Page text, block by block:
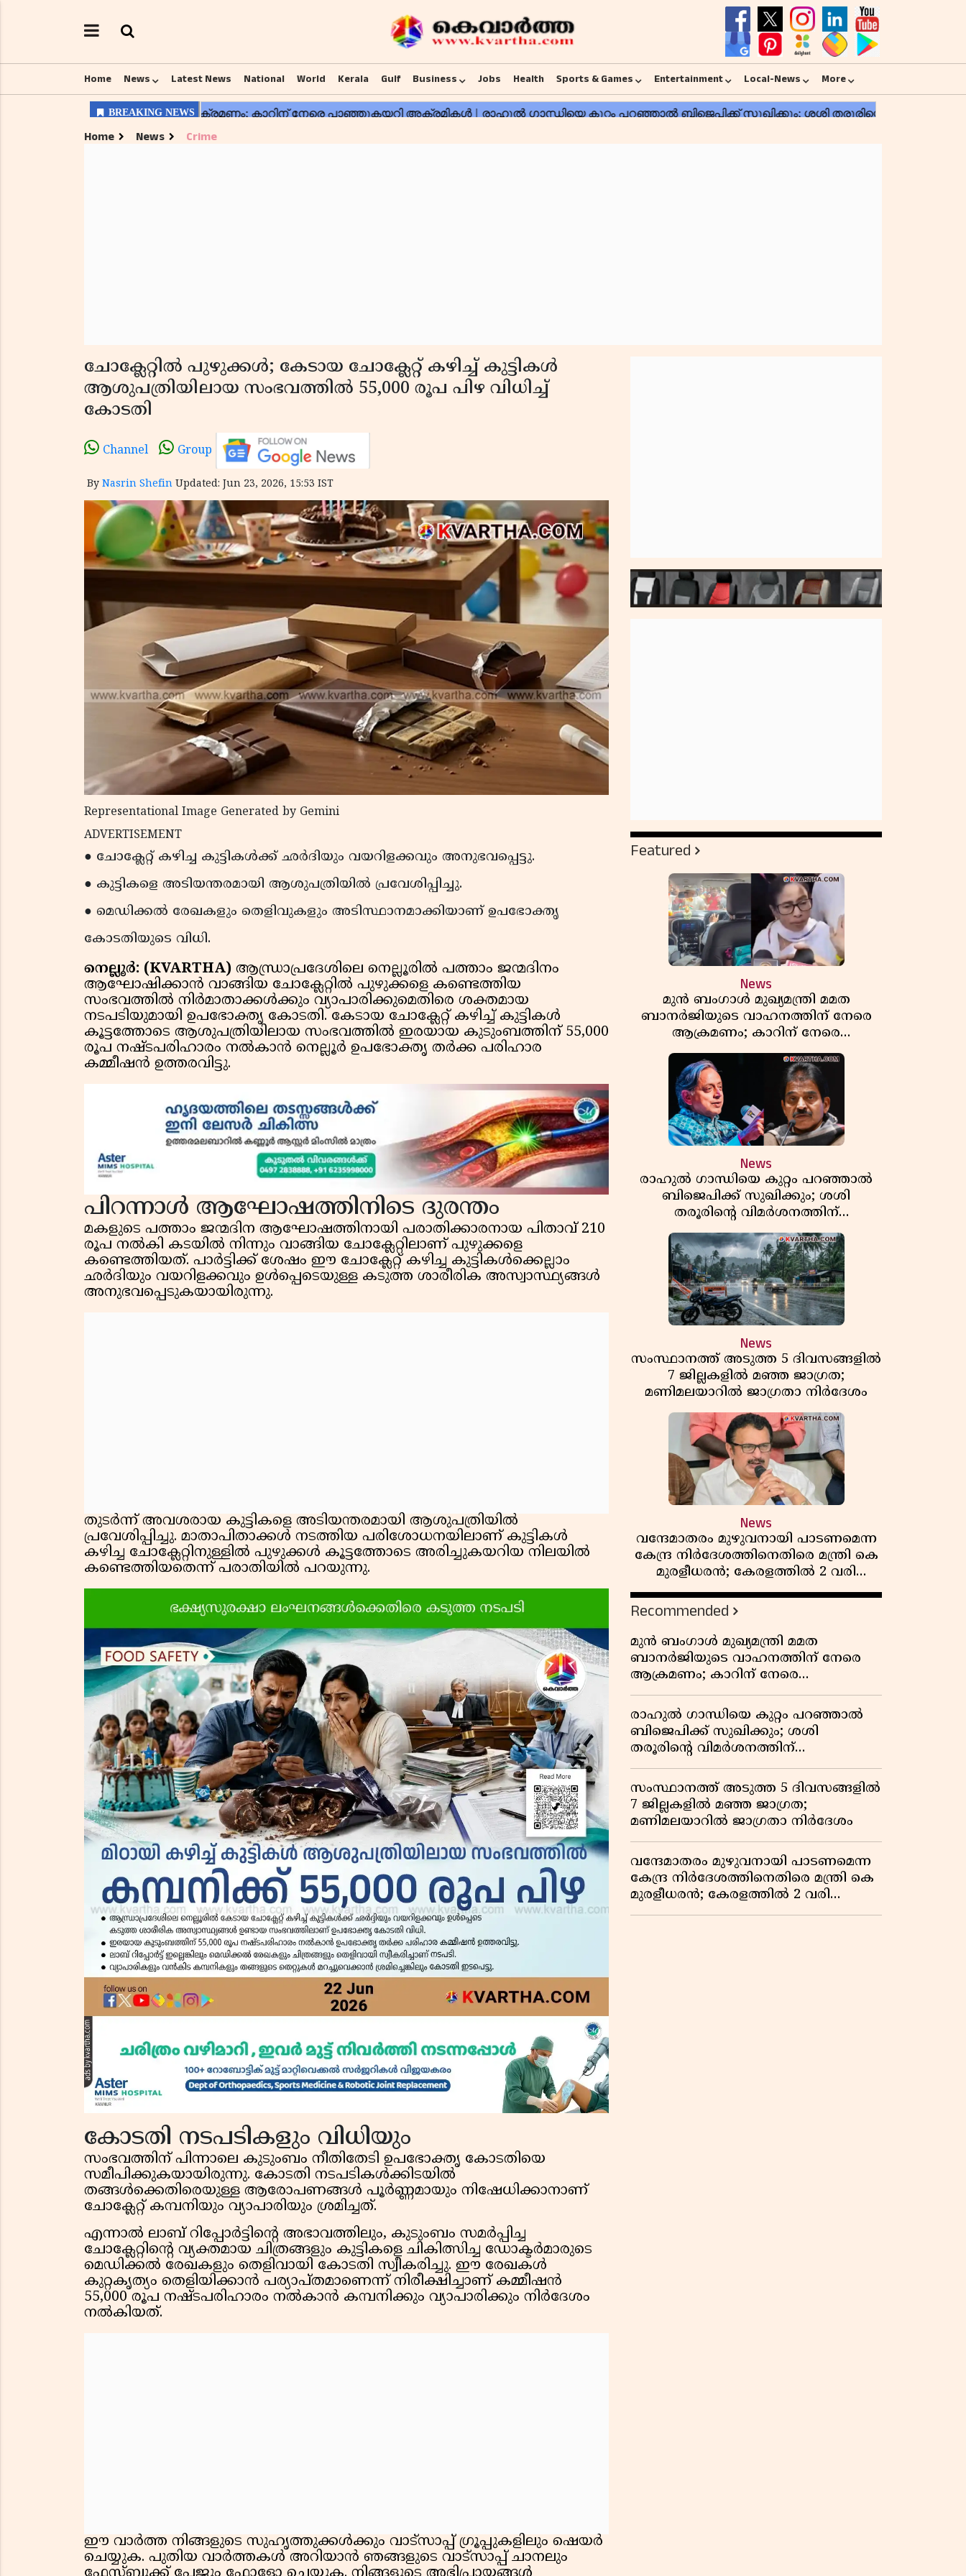
Home News Latest News National World Kerala Gulf Business Jobs Health Sports & Games Entertainment Local-News More
Home News Crime
ചോക്ലേറ്റിൽ പുഴുക്കൾ; കേടായ ചോക്ലേറ്റ് കഴിച്ച് കുട്ടികൾ
ആശുപത്രിയിലായ സംഭവത്തിൽ 55,000 രൂപ പിഴ വിധിച്ച്
കോടതി
Channel Group
By Nasrin Shefin Updated: Jun 23, 2026, 15:53 IST
Representational Image Generated by Gemini
ADVERTISEMENT
● ചോക്ലേറ്റ് കഴിച്ച കുട്ടികൾക്ക് ഛർദിയും വയറിളക്കവും അനുഭവപ്പെട്ടു.
● കുട്ടികളെ അടിയന്തരമായി ആശുപത്രിയിൽ പ്രവേശിപ്പിച്ചു.
● മെഡിക്കൽ രേഖകളും തെളിവുകളും അടിസ്ഥാനമാക്കിയാണ് ഉപഭോക്തൃ
കോടതിയുടെ വിധി.
നെല്ലൂർ: (KVARTHA) ആന്ധ്രാപ്രദേശിലെ നെല്ലൂരിൽ പത്താം ജന്മദിനം
ആഘോഷിക്കാൻ വാങ്ങിയ ചോക്ലേറ്റിൽ പുഴുക്കളെ കണ്ടെത്തിയ
സംഭവത്തിൽ നിർമാതാക്കൾക്കും വ്യാപാരിക്കുമെതിരെ ശക്തമായ
നടപടിയുമായി ഉപഭോക്തൃ കോടതി. കേടായ ചോക്ലേറ്റ് കഴിച്ച് കുട്ടികൾ
കൂട്ടത്തോടെ ആശുപത്രിയിലായ സംഭവത്തിൽ ഇരയായ കുടുംബത്തിന് 55,000
രൂപ നഷ്ടപരിഹാരം നൽകാൻ നെല്ലൂർ ഉപഭോക്തൃ തർക്ക പരിഹാര
കമ്മീഷൻ ഉത്തരവിട്ടു.
പിറന്നാൾ ആഘോഷത്തിനിടെ ദുരന്തം
മകളുടെ പത്താം ജന്മദിന ആഘോഷത്തിനായി പരാതിക്കാരനായ പിതാവ് 210
രൂപ നൽകി കടയിൽ നിന്നും വാങ്ങിയ ചോക്ലേറ്റിലാണ് പുഴുക്കളെ
കണ്ടെത്തിയത്. പാർട്ടിക്ക് ശേഷം ഈ ചോക്ലേറ്റ് കഴിച്ച കുട്ടികൾക്കെല്ലാം
ഛർദിയും വയറിളക്കവും ഉൾപ്പെടെയുള്ള കടുത്ത ശാരീരിക അസ്വാസ്ഥ്യങ്ങൾ
അനുഭവപ്പെടുകയായിരുന്നു.
തുടർന്ന് അവശരായ കുട്ടികളെ അടിയന്തരമായി ആശുപത്രിയിൽ
പ്രവേശിപ്പിച്ചു. മാതാപിതാക്കൾ നടത്തിയ പരിശോധനയിലാണ് കുട്ടികൾ
കഴിച്ച ചോക്ലേറ്റിനുള്ളിൽ പുഴുക്കൾ കൂട്ടത്തോടെ അരിച്ചുകയറിയ നിലയിൽ
കണ്ടെത്തിയതെന്ന് പരാതിയിൽ പറയുന്നു.
കോടതി നടപടികളും വിധിയും
സംഭവത്തിന് പിന്നാലെ കുടുംബം നീതിതേടി ഉപഭോക്തൃ കോടതിയെ
സമീപിക്കുകയായിരുന്നു. കോടതി നടപടികൾക്കിടയിൽ
തങ്ങൾക്കെതിരെയുള്ള ആരോപണങ്ങൾ പൂർണ്ണമായും നിഷേധിക്കാനാണ്
ചോക്ലേറ്റ് കമ്പനിയും വ്യാപാരിയും ശ്രമിച്ചത്.
എന്നാൽ ലാബ് റിപ്പോർട്ടിൻ്റെ അഭാവത്തിലും, കുടുംബം സമർപ്പിച്ച
ചോക്ലേറ്റിൻ്റെ വ്യക്തമായ ചിത്രങ്ങളും കുട്ടികളെ ചികിത്സിച്ച ഡോക്ടർമാരുടെ
മെഡിക്കൽ രേഖകളും തെളിവായി കോടതി സ്വീകരിച്ചു. ഈ രേഖകൾ
കുറ്റകൃത്യം തെളിയിക്കാൻ പര്യാപ്തമാണെന്ന് നിരീക്ഷിച്ചാണ് കമ്മീഷൻ
55,000 രൂപ നഷ്ടപരിഹാരം നൽകാൻ കമ്പനിക്കും വ്യാപാരിക്കും നിർദേശം
നൽകിയത്.
ഈ വാർത്ത നിങ്ങളുടെ സുഹൃത്തുക്കൾക്കും വാട്സാപ്പ് ഗ്രൂപ്പുകളിലും ഷെയർ
ചെയ്യുക. പുതിയ വാർത്തകൾ അറിയാൻ ഞങ്ങളുടെ വാട്സാപ്പ് ചാനലും
Featured
News
മുൻ ബംഗാൾ മുഖ്യമന്ത്രി മമത
ബാനർജിയുടെ വാഹനത്തിന് നേരെ
ആക്രമണം; കാറിന് നേരെ
പാഞ്ഞുകയറി അക്രമികൾ
News
രാഹുൽ ഗാന്ധിയെ കുറ്റം പറഞ്ഞാൽ
ബിജെപിക്ക് സുഖിക്കും; ശശി
തരൂരിന്റെ വിമർശനത്തിന്
മറുപടിയുമായി കെ സി
വേണുഗോപാൽ
News
സംസ്ഥാനത്ത് അടുത്ത 5 ദിവസങ്ങളിൽ
7 ജില്ലകളിൽ മഞ്ഞ ജാഗ്രത;
മണിമലയാറിൽ ജാഗ്രതാ നിർദേശം
News
വന്ദേമാതരം മുഴുവനായി പാടണമെന്ന
കേന്ദ്ര നിർദേശത്തിനെതിരെ മന്ത്രി കെ
മുരളീധരൻ; കേരളത്തിൽ 2 വരി
മാത്രമേ ഉണ്ടാകൂ എന്ന് പ്രതികരണം
Recommended
മുൻ ബംഗാൾ മുഖ്യമന്ത്രി മമത
ബാനർജിയുടെ വാഹനത്തിന് നേരെ
ആക്രമണം; കാറിന് നേരെ
പാഞ്ഞുകയറി അക്രമികൾ
രാഹുൽ ഗാന്ധിയെ കുറ്റം പറഞ്ഞാൽ
ബിജെപിക്ക് സുഖിക്കും; ശശി
തരൂരിന്റെ വിമർശനത്തിന്
മറുപടിയുമായി കെ സി
വേണുഗോപാൽ
സംസ്ഥാനത്ത് അടുത്ത 5 ദിവസങ്ങളിൽ
7 ജില്ലകളിൽ മഞ്ഞ ജാഗ്രത;
മണിമലയാറിൽ ജാഗ്രതാ നിർദേശം
വന്ദേമാതരം മുഴുവനായി പാടണമെന്ന
കേന്ദ്ര നിർദേശത്തിനെതിരെ മന്ത്രി കെ
മുരളീധരൻ; കേരളത്തിൽ 2 വരി
മാത്രമേ ഉണ്ടാകൂ എന്ന് പ്രതികരണം